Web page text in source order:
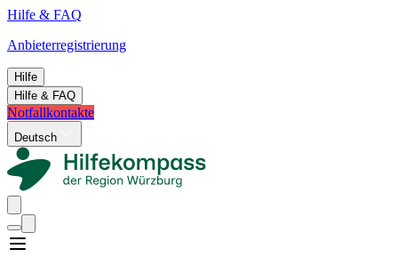
Hilfe & FAQ
Anbieterregistrierung
Hilfe
Hilfe & FAQ
Notfallkontakte
Deutsch